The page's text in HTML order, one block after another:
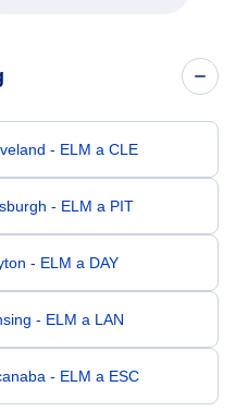
- ELM a CLE
- ELM a PIT
- ELM a DAY
- ELM a LAN
- ELM a ESC